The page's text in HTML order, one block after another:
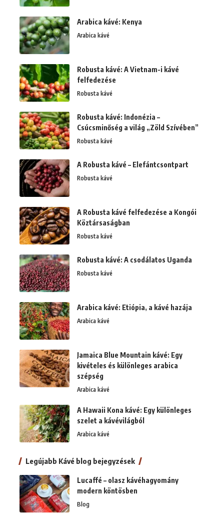
Arabica kávé: Kenya
Arabica kávé
Robusta kávé: A Vietnam-i kávé
felfedezése
Robusta kávé
Robusta kávé: Indonézia –
Csúcsminőség a világ „Zöld Szívében”
Robusta kávé
A Robusta kávé – Elefántcsontpart
Robusta kávé
A Robusta kávé felfedezése a Kongói
Köztársaságban
Robusta kávé
Robusta kávé: A csodálatos Uganda
Robusta kávé
Arabica kávé: Etiópia, a kávé hazája
Arabica kávé
Jamaica Blue Mountain kávé: Egy
kivételes és különleges arabica
szépség
Arabica kávé
A Hawaii Kona kávé: Egy különleges
szelet a kávévilágból
Arabica kávé
Legújabb Kávé blog bejegyzések
Lucaffé – olasz kávéhagyomány
modern köntösben
Blog